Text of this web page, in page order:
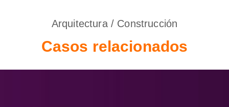
Arquitectura / Construcción
Casos relacionados